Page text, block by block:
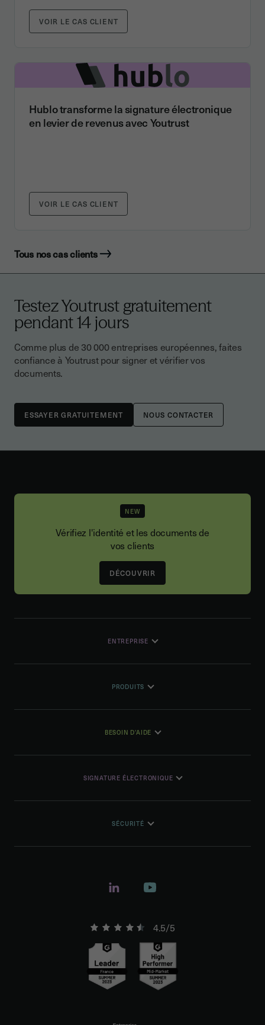
VOIR LE CAS CLIENT
Hublo transforme la signature électronique
en levier de revenus avec Youtrust
VOIR LE CAS CLIENT
Tous nos cas clients
Testez Youtrust gratuitement
pendant 14 jours
Comme plus de 30 000 entreprises européennes, faites
confiance à Youtrust pour signer et vérifier vos
documents.
NOUS CONTACTER
NEW
Vérifiez l'identité et les documents de
vos clients
DÉCOUVRIR
ENTREPRISE
PRODUITS
BESOIN D'AIDE
SIGNATURE ÉLECTRONIQUE
SÉCURITÉ
4.5/5